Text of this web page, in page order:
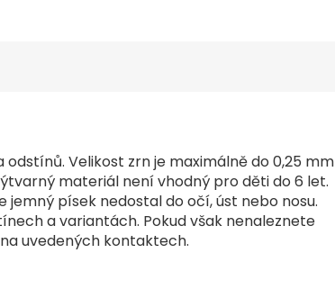
Velikost zrn je maximálně do 0,25 mm
materiál není vhodný pro děti do 6 let.
písek nedostal do očí, úst nebo nosu.
a variantách. Pokud však nenaleznete
uvedených kontaktech.